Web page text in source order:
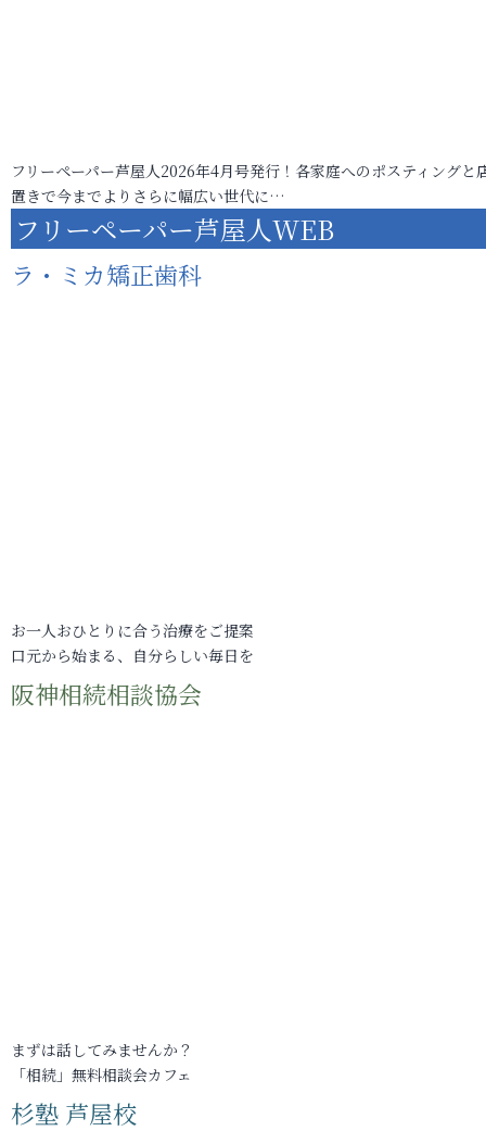
フリーペーパー芦屋人2026年4月号発行！各家庭へのポスティングと
置きで今までよりさらに幅広い世代に…
フリーペーパー芦屋人WEB
ラ・ミカ矯正歯科
お一人おひとりに合う治療をご提案
口元から始まる、自分らしい毎日を
阪神相続相談協会
まずは話してみませんか？
「相続」無料相談会カフェ
杉塾 芦屋校